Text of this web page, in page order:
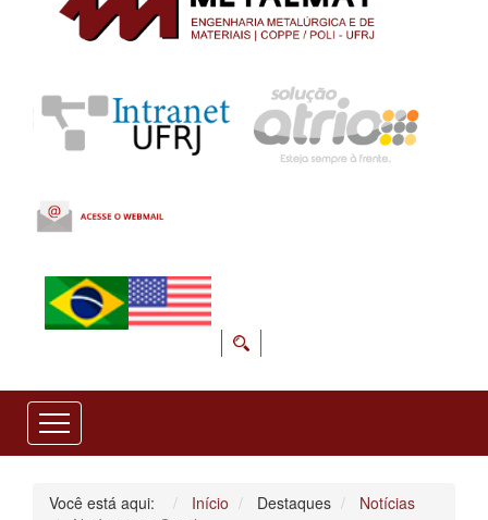
Você está aqui: Início Destaques
Notícias